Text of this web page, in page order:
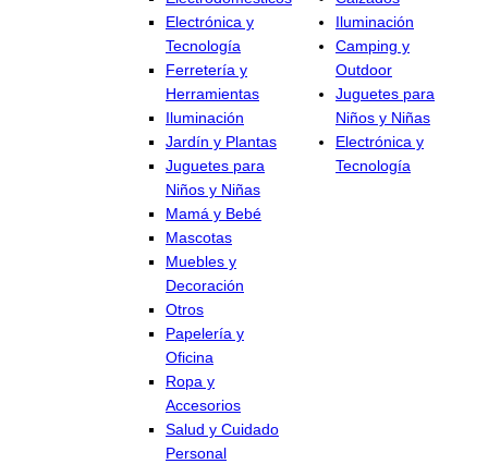
Electrónica y
Tecnología
Ferretería y
Herramientas
Iluminación
Jardín y Plantas
Juguetes para
Niños y Niñas
Mamá y Bebé
Mascotas
Muebles y
Decoración
Otros
Papelería y
Oficina
Ropa y
Accesorios
Salud y Cuidado
Personal
Iluminación
Camping y
Outdoor
Juguetes para
Niños y Niñas
Electrónica y
Tecnología